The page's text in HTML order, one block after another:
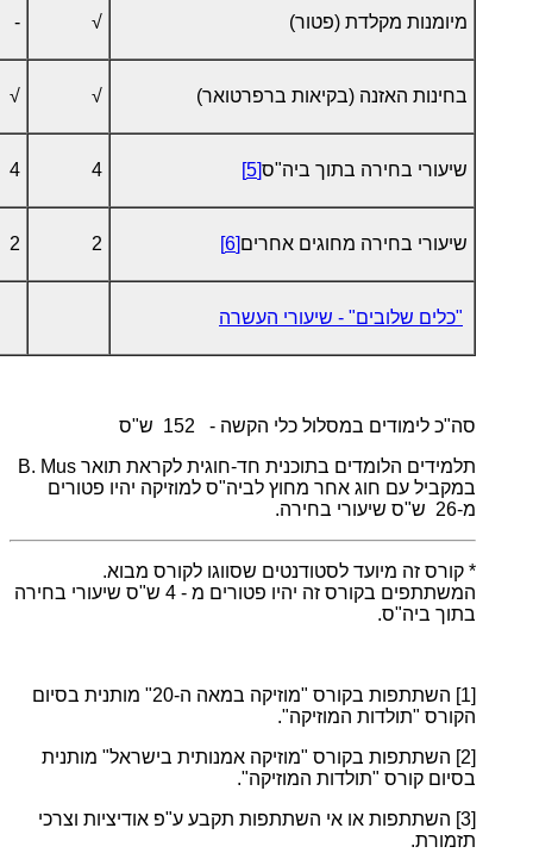
מיומנות מקלדת (פטור) √
-
בחינות האזנה (בקיאות ברפרטואר) √
√
שיעורי בחירה בתוך ביה"ס[5]
4
4
שיעורי בחירה מחוגים אחרים[6]
2
2
"כלים שלובים" - שיעורי העשרה
סה"כ לימודים במסלול כלי הקשה - 152 ש"ס
תלמידים הלומדים בתוכנית חד-חוגית לקראת תואר B. Mus
במקביל עם חוג אחר מחוץ לביה"ס למוזיקה יהיו פטורים
מ-26 ש"ס שיעורי בחירה.
* קורס זה מיועד לסטודנטים שסווגו לקורס מבוא.
המשתתפים בקורס זה יהיו פטורים מ - 4 ש"ס שיעורי בחירה
בתוך ביה"ס.
[1]
השתתפות בקורס "מוזיקה במאה ה-20" מותנית בסיום
הקורס "תולדות המוזיקה".
[2]
השתתפות בקורס "מוזיקה אמנותית בישראל" מותנית
בסיום קורס "תולדות המוזיקה".
[3]
השתתפות או אי השתתפות תקבע ע"פ אודיציות וצרכי
תזמורת.